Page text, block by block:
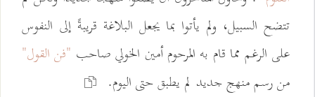
تتضح السبيل، ولم يأتوا بما يجعل البلاغة قريبةً إلى النفوس
على الرغم مما قام به المرحوم أمين الخولي صاحب "فن القول"
من رسم منهج جديد لم يطبق حتى اليوم.